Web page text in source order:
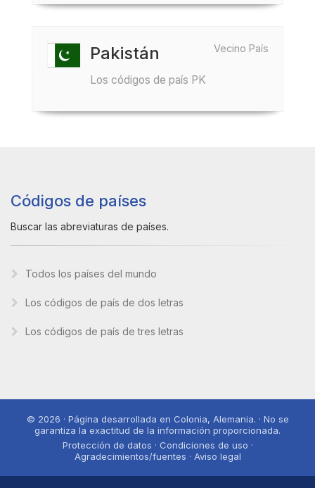
Vecino País
Pakistán
Los códigos de país PK
Códigos de países
Buscar las abreviaturas de países.
Todos los países del mundo
Los códigos de país de dos letras
Los códigos de país de tres letras
© 2026 · Página desarrollada en Colonia, Alemania. · No se
garantiza la exactitud de la información proporcionada.
Protección de datos · Condiciones de uso ·
Agradecimientos/fuentes · Aviso legal